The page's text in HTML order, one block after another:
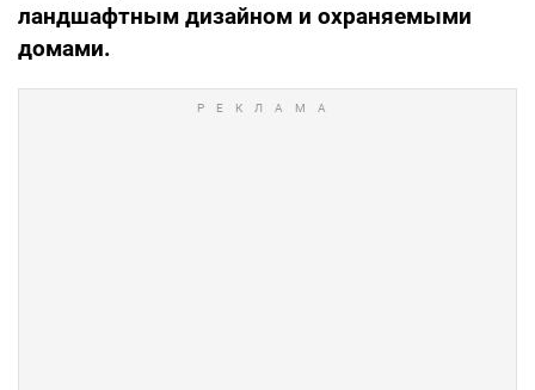
ландшафтным дизайном и охраняемыми
домами.